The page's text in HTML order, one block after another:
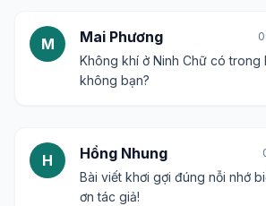
M Mai Phương
Không khí ở Ninh Chữ có trong
không bạn?
H Hồng Nhung
Bài viết khơi gợi đúng nỗi nhớ
ơn tác giả!